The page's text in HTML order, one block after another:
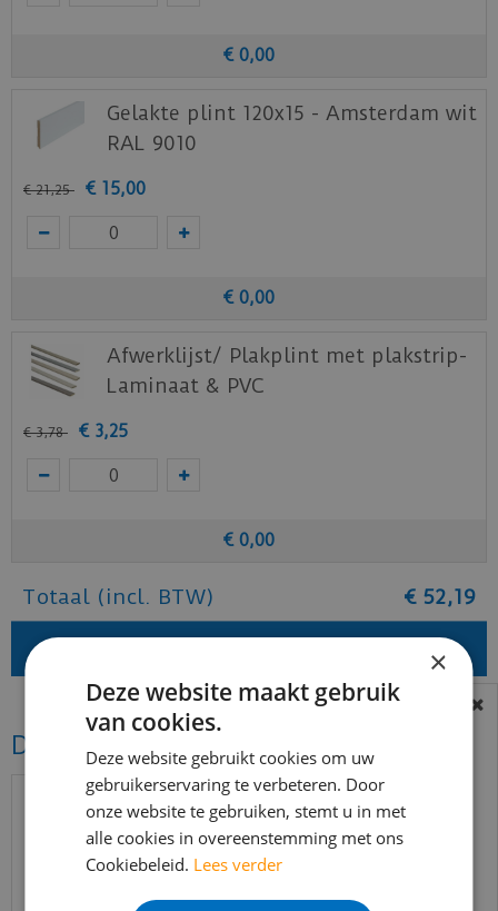
€ 0,00
Gelakte plint 120x15 - Amsterdam wit
RAL 9010
€ 21,25 € 15,00
€ 0,00
Afwerklijst/ Plakplint met plakstrip-
Laminaat & PVC
€ 3,78 € 3,25
€ 0,00
Totaal (incl. BTW) € 52,19
Dit vind je misschien ook mooi!
BEREIKBAARHEID
In verband met de vakantie periode zijn wij
t/m 14 augustus telefonisch helaas niet
bereikbaar.
Bestelling worden uiteraard verwerkt
echter iets minder snel dan wat je van ons
gewend bent.
×
Deze website maakt gebruik
van cookies.
Deze website gebruikt cookies om uw
gebruikerservaring te verbeteren. Door
onze website te gebruiken, stemt u in met
alle cookies in overeenstemming met ons
Cookiebeleid. Lees verder